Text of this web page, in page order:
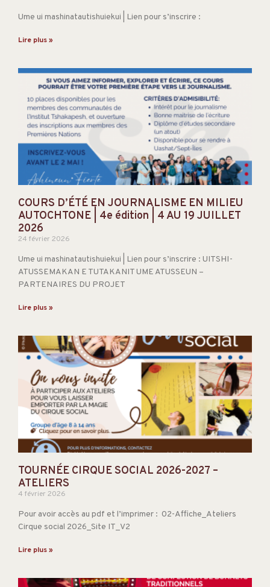
Ume ui mashinatautishuiekui | Lien pour s’inscrire :
Lire plus »
COURS D’ÉTÉ EN JOURNALISME EN MILIEU
AUTOCHTONE | 4e édition | 4 AU 19 JUILLET
2026
24 février 2026
Ume ui mashinatautishuiekui | Lien pour s’inscrire : UITSHI-
ATUSSEMAKAN E TUTAKANIT UME ATUSSEUN –
PARTENAIRES DU PROJET
Lire plus »
TOURNÉE CIRQUE SOCIAL 2026-2027 –
ATELIERS
4 février 2026
Pour avoir accès au pdf et l’imprimer : 02-Affiche_Ateliers
Cirque social 2026_Site IT_V2
Lire plus »